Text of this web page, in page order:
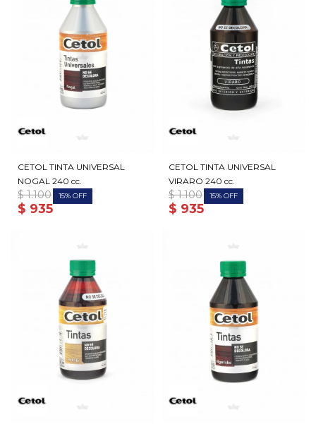
CETOL TINTA UNIVERSAL
NOGAL 240 cc.
$ 935
$ 1.100 15
CETOL TINTA UNIVERSAL
VIRARO 240 cc.
$ 935
$ 1.100 15